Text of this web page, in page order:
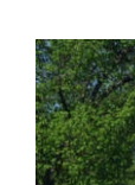
Zeige
grösseres
Bild